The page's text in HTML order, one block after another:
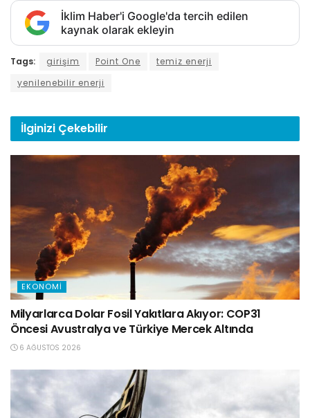
İklim Haber'i Google'da tercih edilen
kaynak olarak ekleyin
Tags: girişim Point One
temiz enerji
yenilenebilir enerji
İlginizi Çekebilir
EKONOMI
Milyarlarca Dolar Fosil Yakıtlara Akıyor: COP31
Öncesi Avustralya ve Türkiye Mercek Altında
6 AĞUSTOS 2026